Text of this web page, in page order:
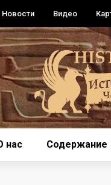
Новости Видео
нас Содержание